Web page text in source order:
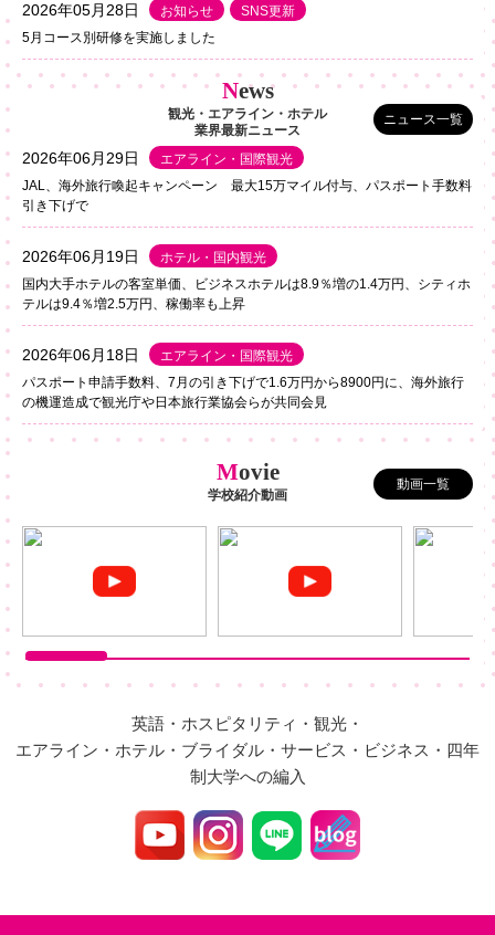
2026年05月28日 お知らせ
SNS更新
5月コース別研修を実施しました
News
観光・エアライン・ホテル
業界最新ニュース
ニュース一覧
2026年06月29日
エアライン・国際観光
JAL、海外旅行喚起キャンペーン 最大15万マイル付与、パスポート手数料
引き下げで
2026年06月19日
ホテル・国内観光
国内大手ホテルの客室単価、ビジネスホテルは8.9％増の1.4万円、シティホ
テルは9.4％増2.5万円、稼働率も上昇
2026年06月18日
エアライン・国際観光
パスポート申請手数料、7月の引き下げで1.6万円から8900円に、海外旅行
の機運造成で観光庁や日本旅行業協会らが共同会見
Movie
学校紹介動画
動画一覧
英語・ホスピタリティ・観光・
エアライン・ホテル・ブライダル・サービス・ビジネス・四年
制大学への編入